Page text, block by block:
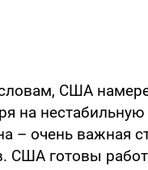
США
на
– очень важная
США готовы